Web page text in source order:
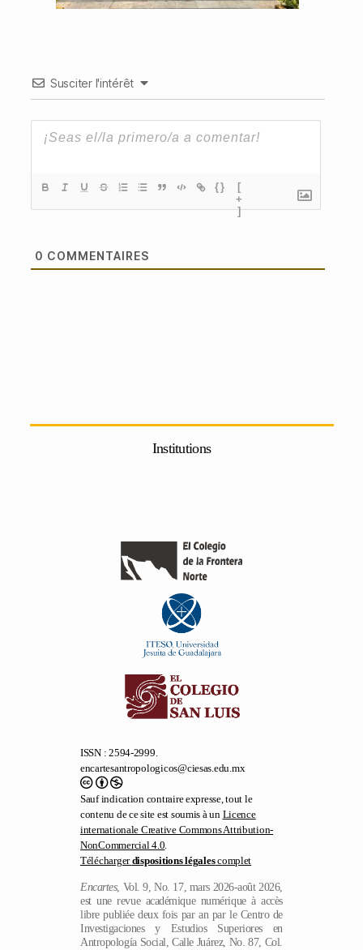
Susciter l'intérêt
{}
[
+
]
0 COMMENTAIRES
Institutions
ISSN : 2594-2999.
encartesantropologicos@ciesas.edu.mx
Sauf indication contraire expresse, tout le
contenu de ce site est soumis à un Licence
internationale Creative Commons Attribution-
NonCommercial 4.0.
Téléchargerdispositions légalescomplet
Encartes, Vol. 9, No. 17, mars 2026-août 2026,
est une revue académique numérique à accès
libre publiée deux fois par an par le Centro de
Investigaciones y Estudios Superiores en
Antropología Social, Calle Juárez, No. 87, Col.